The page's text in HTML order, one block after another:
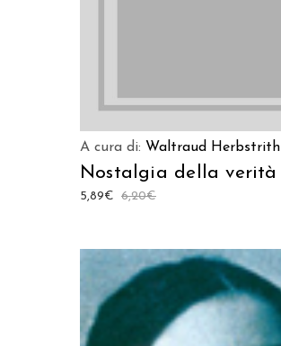
A cura di: Waltraud Herbstrith
Nostalgia della verità
6,20€
5,89€